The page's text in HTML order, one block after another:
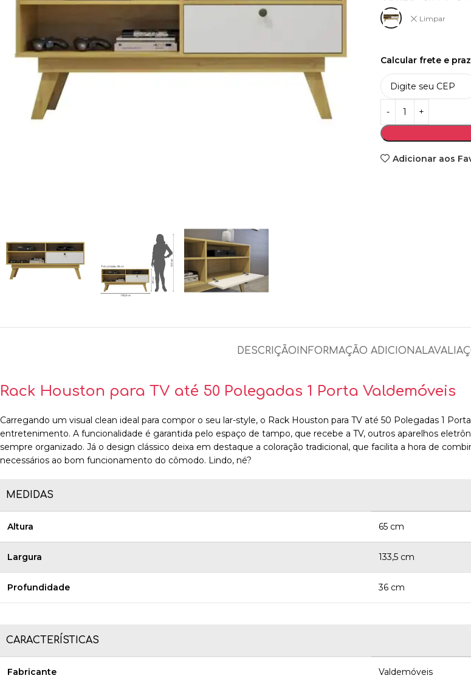
Limpar
Calcular frete e
Adicionar aos
DESCRIÇÃO INFORMAÇÃO ADICIONAL
Rack Houston para TV até 50 Polegadas 1 Porta Valdemóveis
Carregando um visual clean ideal para compor o seu lar-style, o Rack Houston para TV até 50 Polegadas 1
entretenimento. A funcionalidade é garantida pelo espaço de tampo, que recebe a TV, outros aparelhos
sempre organizado. Já o design clássico deixa em destaque a coloração tradicional, que facilita a hora de
necessários ao bom funcionamento do cômodo. Lindo, né?
MEDIDAS
Altura 65 cm
Largura 133,5 cm
Profundidade 36 cm
CARACTERÍSTICAS
Fabricante Valdemóveis